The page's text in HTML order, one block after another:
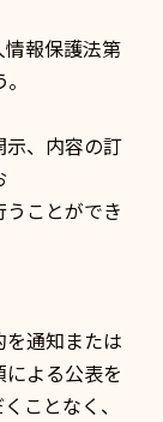
報保護法第
、内容の訂
ことができ
通知または
よる公表を
ことなく、